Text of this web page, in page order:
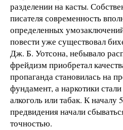
разделении на касты.
писателя современность
определенных
повести уже существовал
Дж. Б. Уотсона, небывало
фрейдизм приобретал
пропаганда становилась на
фундамент, а наркотики
алкоголь или табак. К началу
предвидения начали
точностью.